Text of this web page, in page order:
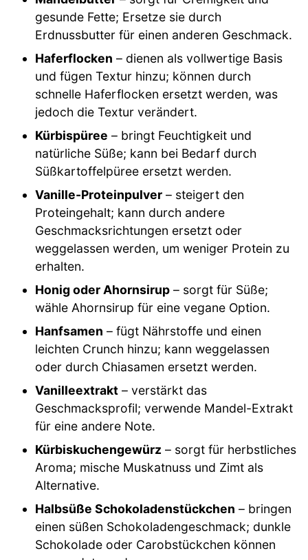
gesunde Fette; Ersetze sie durch
Erdnussbutter für einen anderen Geschmack.
Haferflocken – dienen als vollwertige Basis
und fügen Textur hinzu; können durch
schnelle Haferflocken ersetzt werden, was
jedoch die Textur verändert.
Kürbispüree – bringt Feuchtigkeit und
natürliche Süße; kann bei Bedarf durch
Süßkartoffelpüree ersetzt werden.
Vanille-Proteinpulver – steigert den
Proteingehalt; kann durch andere
Geschmacksrichtungen ersetzt oder
weggelassen werden, um weniger Protein zu
erhalten.
Honig oder Ahornsirup – sorgt für Süße;
wähle Ahornsirup für eine vegane Option.
Hanfsamen – fügt Nährstoffe und einen
leichten Crunch hinzu; kann weggelassen
oder durch Chiasamen ersetzt werden.
Vanilleextrakt – verstärkt das
Geschmacksprofil; verwende Mandel-Extrakt
für eine andere Note.
Kürbiskuchengewürz – sorgt für herbstliches
Aroma; mische Muskatnuss und Zimt als
Alternative.
Halbsüße Schokoladenstückchen – bringen
einen süßen Schokoladengeschmack; dunkle
Schokolade oder Carobstückchen können